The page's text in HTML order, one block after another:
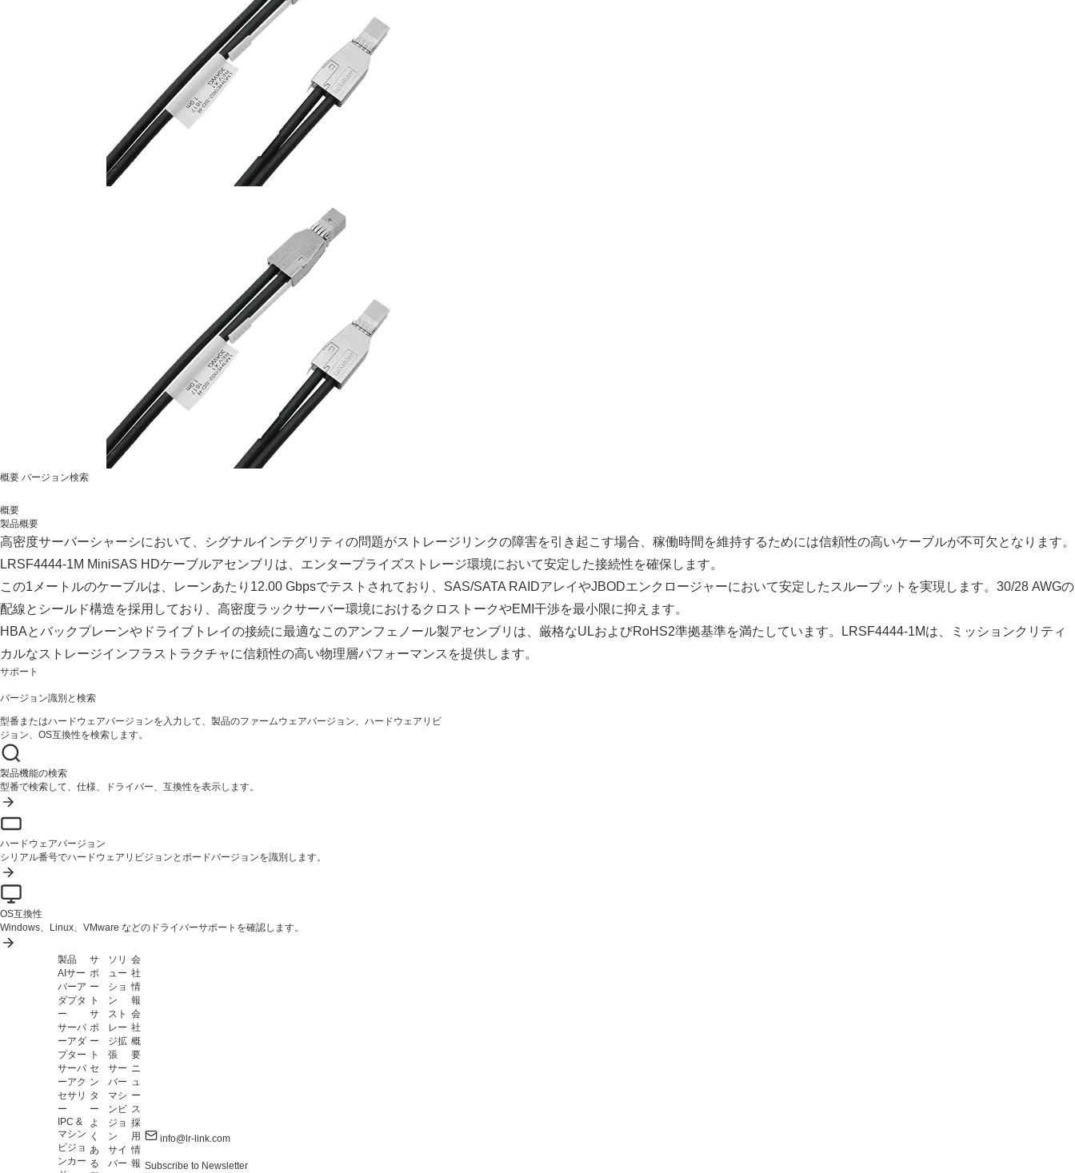
概要 バージョン検索
概要
製品概要
高密度サーバーシャーシにおいて、シグナルインテグリティの問題がストレージリンクの障害を引き起こす場合、稼働時間を維持するためには信頼性の高いケーブルが不可欠となります。
LRSF4444-1M MiniSAS HDケーブルアセンブリは、エンタープライズストレージ環境において安定した接続性を確保します。
この1メートルのケーブルは、レーンあたり12.00 Gbpsでテストされており、SAS/SATA RAIDアレイやJBODエンクロージャーにおいて安定したスループットを実現します。30/28 AWGの
配線とシールド構造を採用しており、高密度ラックサーバー環境におけるクロストークやEMI干渉を最小限に抑えます。
HBAとバックプレーンやドライブトレイの接続に最適なこのアンフェノール製アセンブリは、厳格なULおよびRoHS2準拠基準を満たしています。LRSF4444-1Mは、ミッションクリティ
カルなストレージインフラストラクチャに信頼性の高い物理層パフォーマンスを提供します。
サポート
バージョン識別と検索
型番またはハードウェアバージョンを入力して、製品のファームウェアバージョン、ハードウェアリビ
ジョン、OS互換性を検索します。
製品機能の検索
型番で検索して、仕様、ドライバー、互換性を表示します。
ハードウェアバージョン
シリアル番号でハードウェアリビジョンとボードバージョンを識別します。
OS互換性
Windows、Linux、VMware などのドライバーサポートを確認します。
製品
AIサー
バーア
ダプタ
ー
サーバ
ーアダ
プター
サーバ
ーアク
セサリ
ー
IPC &
マシン
ビジョ
ンカー
サ
ポ
ー
ト
サ
ポ
ー
ト
セ
ン
タ
ー
よ
く
あ
る
ソリ
ュー
ショ
ン
スト
レー
ジ拡
張
サー
バー
マシ
ンビ
ジョ
ン
サイ
バー
会
社
情
報
会
社
概
要
ニ
ュ
ー
ス
採
用
情
報
info@lr-link.com
Subscribe to Newsletter